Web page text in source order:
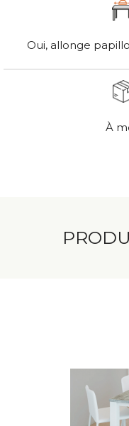
Oui, allonge
À